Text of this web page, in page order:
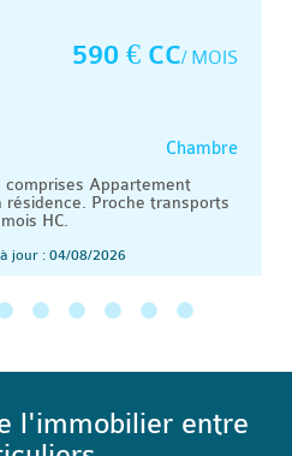
590 € CC/ MOIS
Chambre
comprises Appartement
résidence. Proche transports
HC.
jour : 04/08/2026
l'immobilier entre